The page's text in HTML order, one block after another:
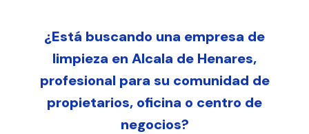
¿Está buscando una empresa de
limpieza en Alcala de Henares,
profesional para su comunidad de
propietarios, oficina o centro de
negocios?